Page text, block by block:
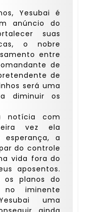
Yesubai é
anúncio do
suas
o nobre
entre
de
de
será uma
diminuir os
notícia com
vez ela
a
do controle
vida fora do
aposentos.
os planos do
iminente
uma